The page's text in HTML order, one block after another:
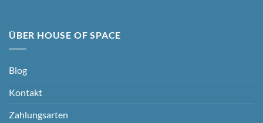
ÜBER HOUSE OF SPACE
Blog
Kontakt
Zahlungsarten